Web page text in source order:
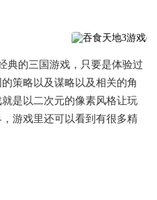
典的三国游戏，只要是体验过
策略以及谋略以及相关的角
是以二次元的像素风格让玩
游戏里还可以看到有很多精